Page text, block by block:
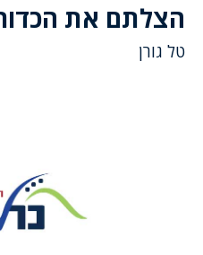
הצלתם את
טל גורן